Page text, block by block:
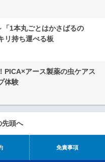
1本丸ごとはかさばるの
リ持ち運べる板
PICA×アース製薬の虫ケアス
体験
先頭へ
免責事項